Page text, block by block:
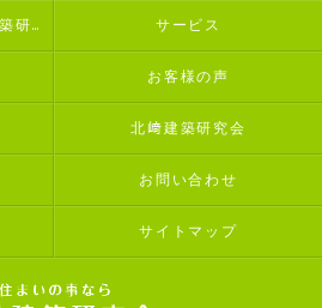
泉大津のリフォーム･北﨑建築研究会のお客様の声 サービス
お客様の声
北﨑建築研究会
お問い合わせ
サイトマップ